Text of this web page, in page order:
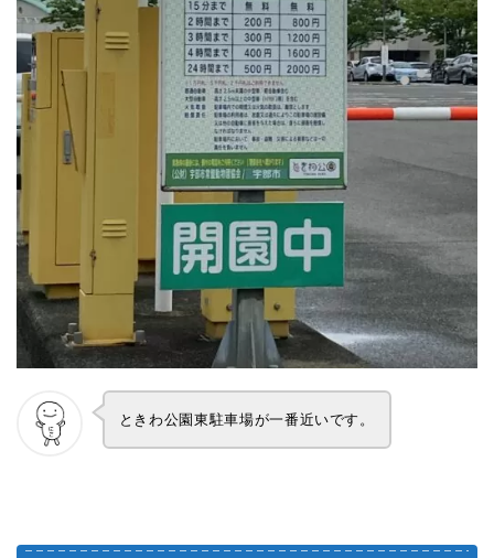
ときわ公園東駐車場が一番近いです。